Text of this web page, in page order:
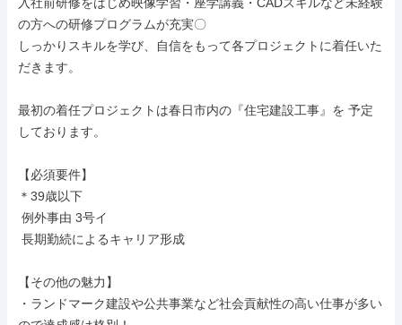
の方への研修プログラムが充実〇
しっかりスキルを学び、自信をもって各プロジェクトに着任いた
だきます。
最初の着任プロジェクトは春日市内の『住宅建設工事』を 予定
しております。
【必須要件】
＊39歳以下
【その他の魅力】
・ランドマーク建設や公共事業など社会貢献性の高い仕事が多い